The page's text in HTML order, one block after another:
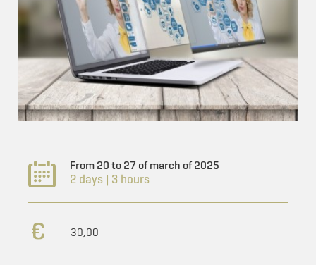
From 20 to 27 of march of 2025
2 days | 3 hours
30,00